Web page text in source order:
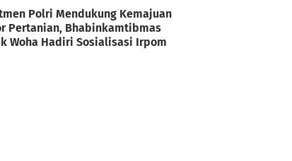
Polri Mendukung Kemajuan
Pertanian, Bhabinkamtibmas
Woha Hadiri Sosialisasi Irpom